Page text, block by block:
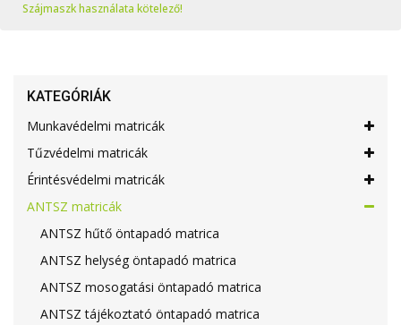
Szájmaszk használata kötelező!
KATEGÓRIÁK
Munkavédelmi matricák
Tűzvédelmi matricák
Érintésvédelmi matricák
ANTSZ matricák
ANTSZ hűtő öntapadó matrica
ANTSZ helység öntapadó matrica
ANTSZ mosogatási öntapadó matrica
ANTSZ tájékoztató öntapadó matrica